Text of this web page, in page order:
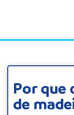
Por que
de